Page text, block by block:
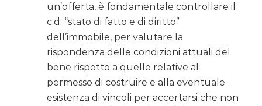
un’offerta, è fondamentale controllare il
c.d. “stato di fatto e di diritto”
dell’immobile, per valutare la
rispondenza delle condizioni attuali del
bene rispetto a quelle relative al
permesso di costruire e alla eventuale
esistenza di vincoli per accertarsi che non